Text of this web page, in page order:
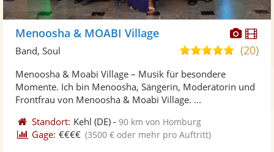
Menoosha & MOABI Village
5,0(20)
Band, Soul
Menoosha & Moabi Village – Musik für besondere
Momente. Ich bin Menoosha, Sängerin, Moderatorin und
Frontfrau von Menoosha & Moabi Village. ...
Standort: Kehl (DE) -90 km von Homburg
Gage: €€€€ (3500 € oder mehr pro Auftritt)